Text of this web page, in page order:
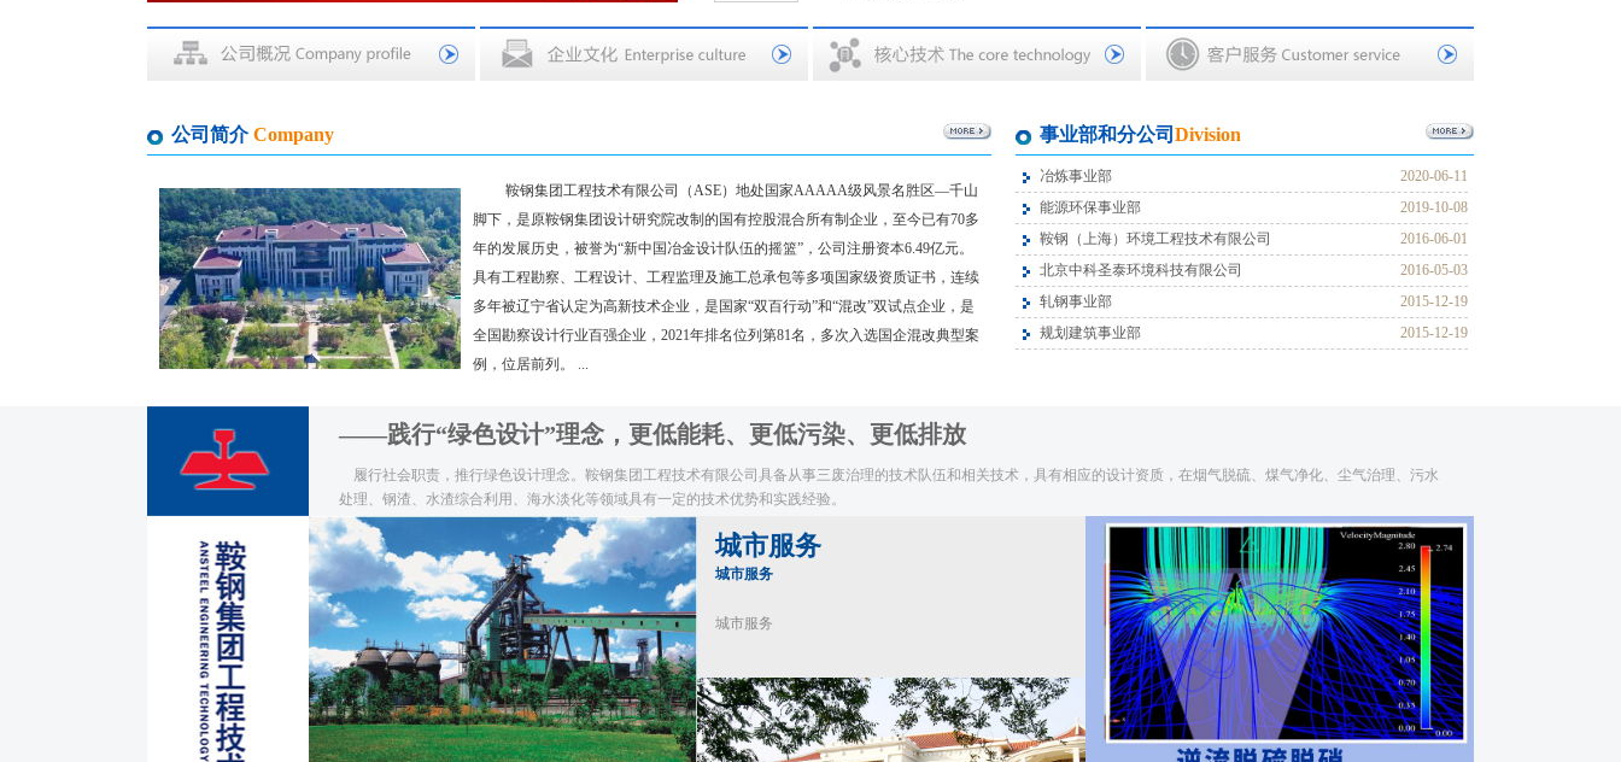
公司简介Company
鞍钢集团工程技术有限公司（ASE）地处国家AAAAA级风景名胜区—千山
脚下，是原鞍钢集团设计研究院改制的国有控股混合所有制企业，至今已有70多
年的发展历史，被誉为“新中国冶金设计队伍的摇篮”，公司注册资本6.49亿元。
具有工程勘察、工程设计、工程监理及施工总承包等多项国家级资质证书，连续
多年被辽宁省认定为高新技术企业，是国家“双百行动”和“混改”双试点企业，是
全国勘察设计行业百强企业，2021年排名位列第81名，多次入选国企混改典型案
例，位居前列。 ...
事业部和分公司 Division
2020-06-11
冶炼事业部
2019-10-08
能源环保事业部
2016-06-01
鞍钢（上海）环境工程技术有限公司
2016-05-03
北京中科圣泰环境科技有限公司
2015-12-19
轧钢事业部
2015-12-19
规划建筑事业部
——践行“绿色设计”理念，更低能耗、更低污染、更低排放
履行社会职责，推行绿色设计理念。鞍钢集团工程技术有限公司具备从事三废治理的技术队伍和相关技术，具有相应的设计资质，在烟气脱硫、煤气净化、尘气治理、污水
处理、钢渣、水渣综合利用、海水淡化等领域具有一定的技术优势和实践经验。
城市服务
城市服务
城市服务